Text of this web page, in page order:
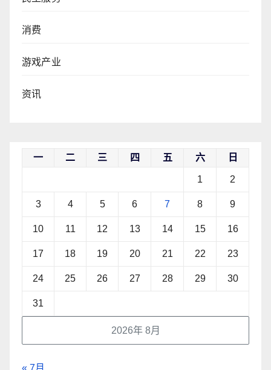
消费
游戏产业
资讯
2026年 8月
一 二 三 四 五 六 日
1 2
3 4 5 6 7 8 9
10 11 12 13 14 15 16
17 18 19 20 21 22 23
24 25 26 27 28 29 30
31
« 7月